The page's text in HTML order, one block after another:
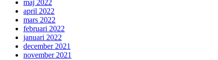
maj 2022
april 2022
mars 2022
februari 2022
januari 2022
december 2021
november 2021